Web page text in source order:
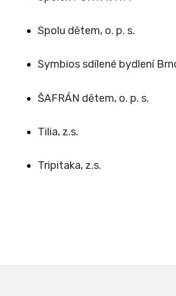
Spolu dětem, o. p. s.
Symbios sdílené bydlení
ŠAFRÁN dětem, o. p. s.
Tilia, z.s.
Tripitaka, z.s.